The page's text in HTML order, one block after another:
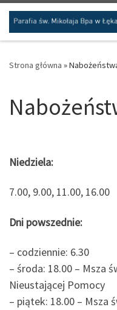
Przejdź do treści
Strona główna »
Niedziela:
7.00, 9.00, 11.00, 16.00
Dni powszednie:
– codziennie: 6.30
– środa: 18.00 – Msza
Nieustającej Pomocy
– piątek: 18.00 – Msza